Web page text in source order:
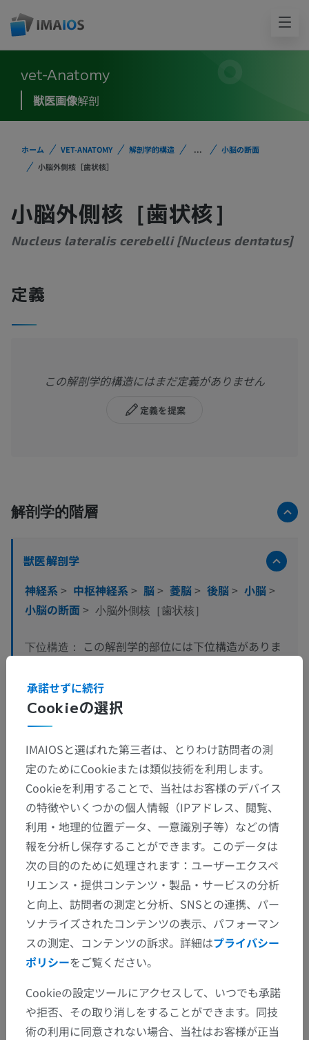
vet-Anatomy
獣医画像解剖
ホーム VET-ANATOMY 解剖学的構造 ...
小脳の断面
小脳外側核［歯状核］
小脳外側核［歯状核］
Nucleus lateralis cerebelli [Nucleus dentatus]
定義
この解剖学的構造にはまだ定義がありません
定義を提案
解剖学的階層
獣医解剖学
神経系> 中枢神経系> 脳> 菱脳> 後脳> 小脳>
小脳の断面> 小脳外側核［歯状核］
下位構造：
この解剖学的部位には下位構造がありま
人間の比較解剖学
翻訳
間違いを発見しましたか？
修正や翻訳、内容の改善の提案がありましたらどう
ぞお知らせください。
問題を報告
アプリを入手
Cookieの選択
承諾せずに続行
IMAIOSと選ばれた第三者は、とりわけ訪問者の測
定のためにCookieまたは類似技術を利用します。
Cookieを利用することで、当社はお客様のデバイス
の特徴やいくつかの個人情報（IPアドレス、閲覧、
利用・地理的位置データ、一意識別子等）などの情
報を分析し保存することができます。このデータは
次の目的のために処理されます：ユーザーエクスペ
リエンス・提供コンテンツ・製品・サービスの分析
と向上、訪問者の測定と分析、SNSとの連携、パー
ソナライズされたコンテンツの表示、パフォーマン
スの測定、コンテンツの訴求。詳細はプライバシー
ポリシーをご覧ください。
Cookieの設定ツールにアクセスして、いつでも承諾
や拒否、その取り消しをすることができます。同技
術の利用に同意されない場合、当社はお客様が正当